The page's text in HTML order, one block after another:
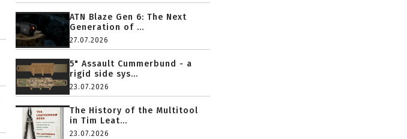
ATN Blaze Gen 6: The Next
Generation of ...
27.07.2026
5" Assault Cummerbund - a
rigid side sys...
23.07.2026
The History of the Multitool
in Tim Leat...
23.07.2026